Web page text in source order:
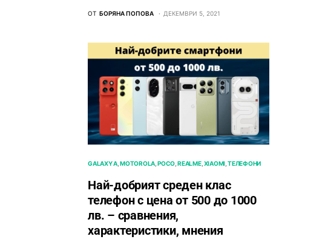
ОТ БОРЯНА ПОПОВА ДЕКЕМВРИ 5, 2021
GALAXY A MOTOROLA POCO REALME XIAOMI ТЕЛЕФОНИ
Най-добрият среден клас
телефон с цена от 500 до 1000
лв. – сравнения,
характеристики, мнения